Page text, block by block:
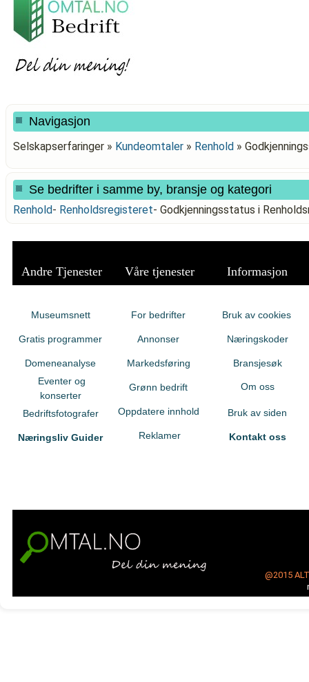
Navigasjon
Selskapserfaringer » Kundeomtaler » Renhold »
Se bedrifter i samme by, bransje og kategori
Renhold- Renholdsregisteret- Godkjenningsstatus i
Andre Tjenester Våre tjenester Informasjon
Museumsnett
Gratis programmer
Domeneanalyse
Eventer og
konserter
Bedriftsfotografer
Næringsliv Guider
For bedrifter
Annonser
Markedsføring
Grønn bedrift
Oppdatere innhold
Reklamer
Bruk av cookies
Næringskoder
Bransjesøk
Om oss
Bruk av siden
Kontakt oss
@2015